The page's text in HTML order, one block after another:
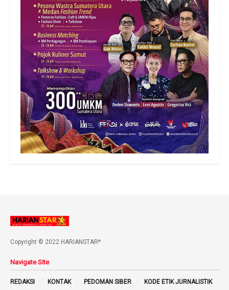
Copyright © 2022 HARIANSTAR*
Navigate Site
REDAKSI KONTAK PEDOMAN SIBER
KODE ETIK JURNALISTIK